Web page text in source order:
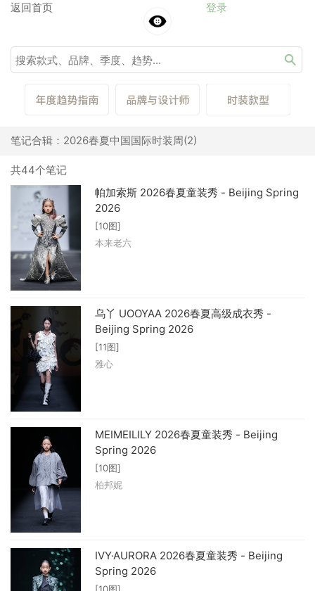
返回首页 登录
笔记合辑：2026春夏中国国际时装周(2)
共44个笔记
帕加索斯 2026春夏童装秀 - Beijing Spring
2026
[10图]
本来老六
乌丫 UOOYAA 2026春夏高级成衣秀 -
Beijing Spring 2026
[11图]
雅心
MEIMEILILY 2026春夏童装秀 - Beijing
Spring 2026
[10图]
柏邦妮
IVY·AURORA 2026春夏童装秀 - Beijing
Spring 2026